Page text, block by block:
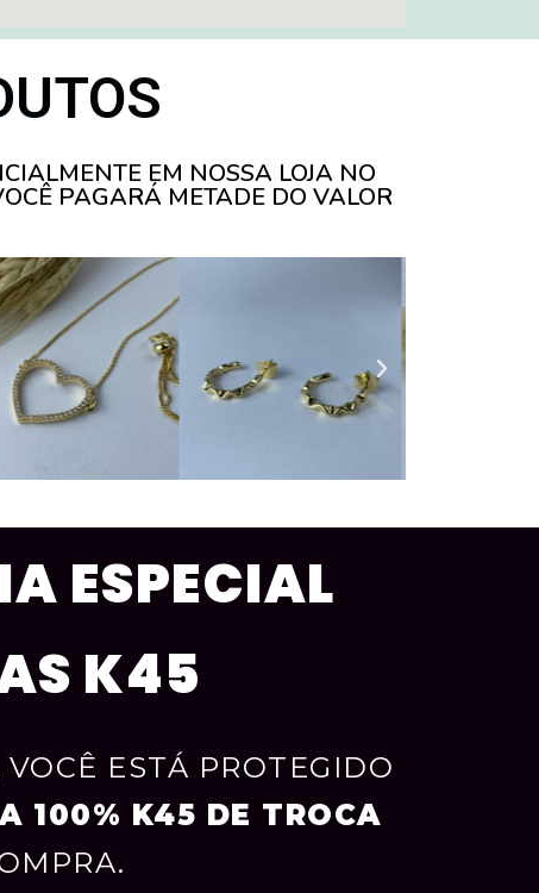
EM NOSSA LOJA NO
PAGARÁ METADE DO VALOR
ESPECIAL
K45
VOCÊ ESTÁ PROTEGIDO
100% K45 DE TROCA